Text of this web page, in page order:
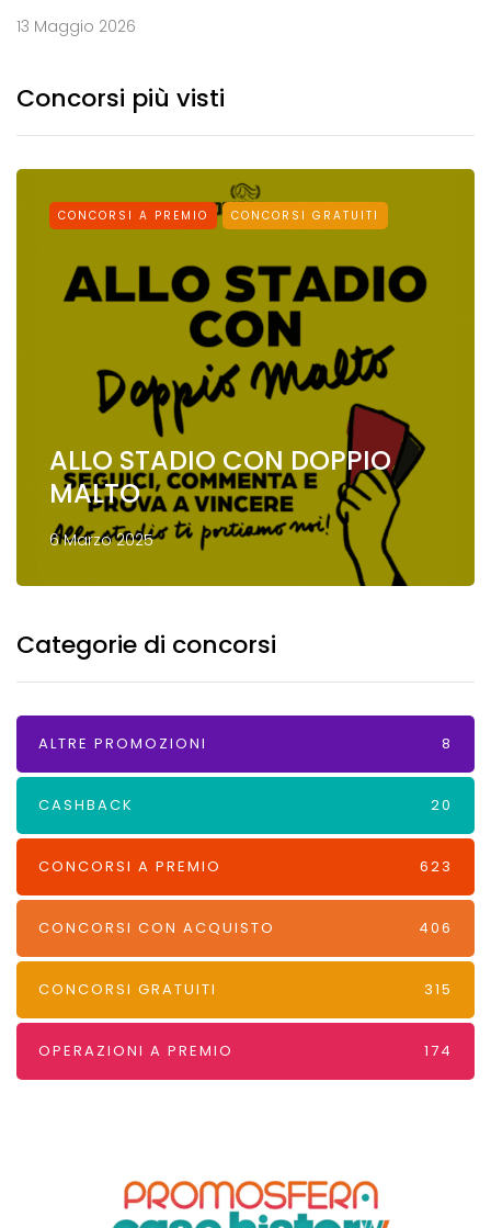
13 Maggio 2026
Concorsi più visti
CONCORSI A PREMIO CONCORSI GRATUITI
ALLO STADIO CON DOPPIO
MALTO
6 Marzo 2025
Categorie di concorsi
ALTRE PROMOZIONI 8
CASHBACK 20
CONCORSI A PREMIO 623
CONCORSI CON ACQUISTO 406
CONCORSI GRATUITI 315
OPERAZIONI A PREMIO 174